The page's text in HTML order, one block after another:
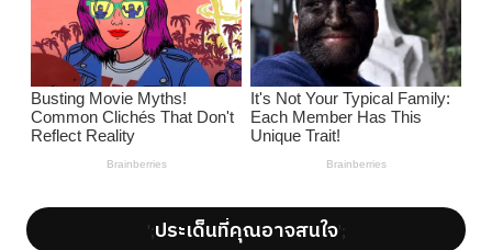
';ประเด็นที่คุณอาจสนใจ';